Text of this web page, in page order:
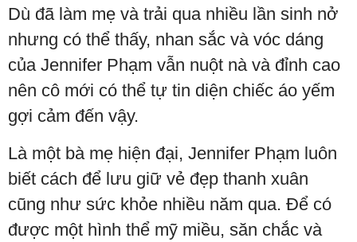
Dù đã làm mẹ và trải qua nhiều lần sinh nở
nhưng có thể thấy, nhan sắc và vóc dáng
của Jennifer Phạm vẫn nuột nà và đỉnh cao
nên cô mới có thể tự tin diện chiếc áo yếm
gợi cảm đến vậy.
Là một bà mẹ hiện đại, Jennifer Phạm luôn
biết cách để lưu giữ vẻ đẹp thanh xuân
cũng như sức khỏe nhiều năm qua. Để có
được một hình thể mỹ miều, săn chắc và